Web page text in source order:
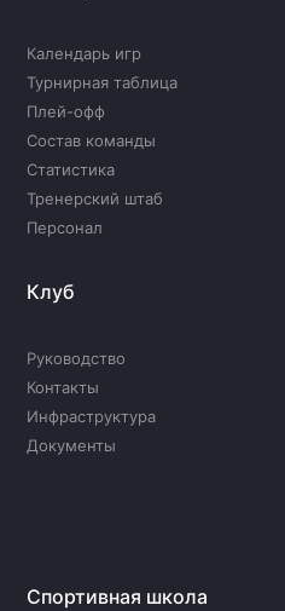
Календарь игр
Турнирная таблица
Плей-офф
Состав команды
Статистика
Тренерский штаб
Персонал
Клуб
Руководство
Контакты
Инфраструктура
Документы
Спортивная школа